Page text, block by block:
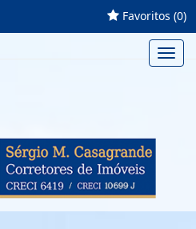
Favoritos (0)